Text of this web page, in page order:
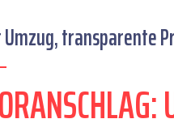
transparente